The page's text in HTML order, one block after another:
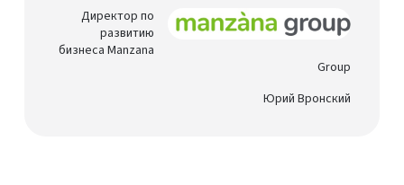
Директор по
развитию
бизнеса Manzana
Group
Юрий Вронский